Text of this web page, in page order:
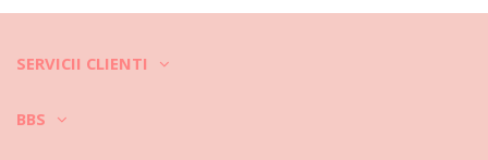
SERVICII CLIENTI
BBS